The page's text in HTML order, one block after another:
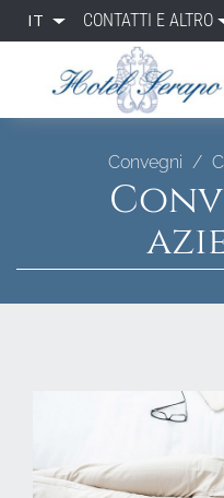
IT CONTATTI E ALTRO
Convegni